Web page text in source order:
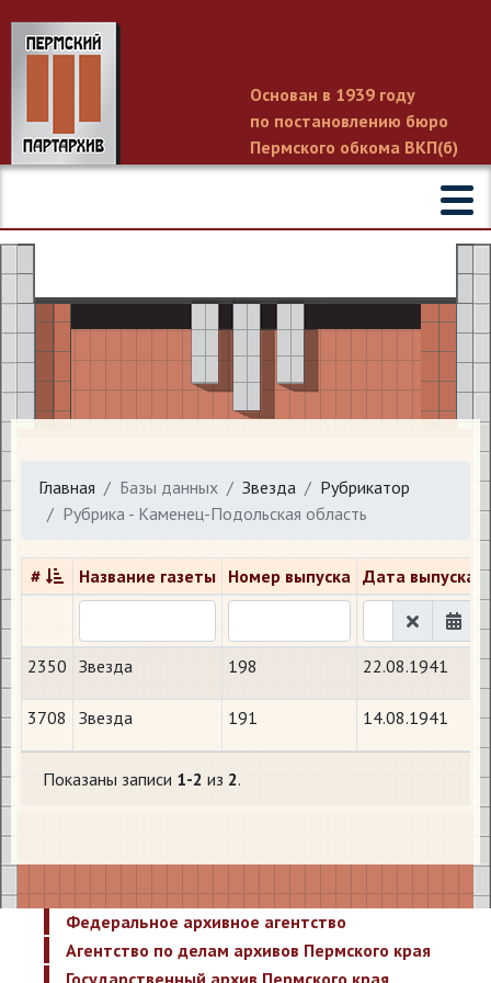
Основан в 1939 году
по постановлению бюро
Пермского обкома ВКП(б)
Главная Базы данных Звезда
Рубрикатор
Рубрика - Каменец-Подольская область
# Название газеты Номер выпуска Дата выпуска
2350 Звезда 198 22.08.1941
3708 Звезда 191 14.08.1941
Показаны записи 1-2 из 2.
Федеральное архивное агентство
Агентство по делам архивов Пермского края
Государственный архив Пермского края